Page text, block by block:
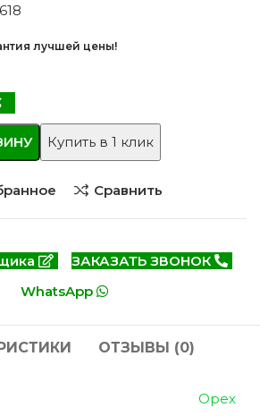
лучшей цены!
Купить в 1 клик
Сравнить
ЗАКАЗАТЬ ЗВОНОК
WhatsApp
ОТЗЫВЫ (0)
Орех